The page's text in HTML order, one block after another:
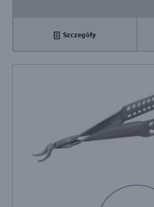
Szczegóły